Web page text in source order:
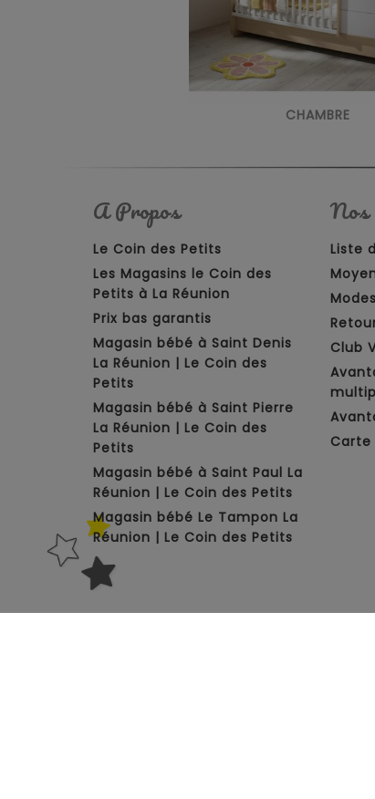
CHAMBRE
A Propos
Le Coin des Petits
Les Magasins le Coin des
Petits à La Réunion
Prix bas garantis
Magasin bébé à Saint Denis
La Réunion | Le Coin des
Petits
Magasin bébé à Saint Pierre
La Réunion | Le Coin des
Petits
Magasin bébé à Saint Paul La
Réunion | Le Coin des Petits
Magasin bébé Le Tampon La
Réunion | Le Coin des Petits
Nos
Liste
Club